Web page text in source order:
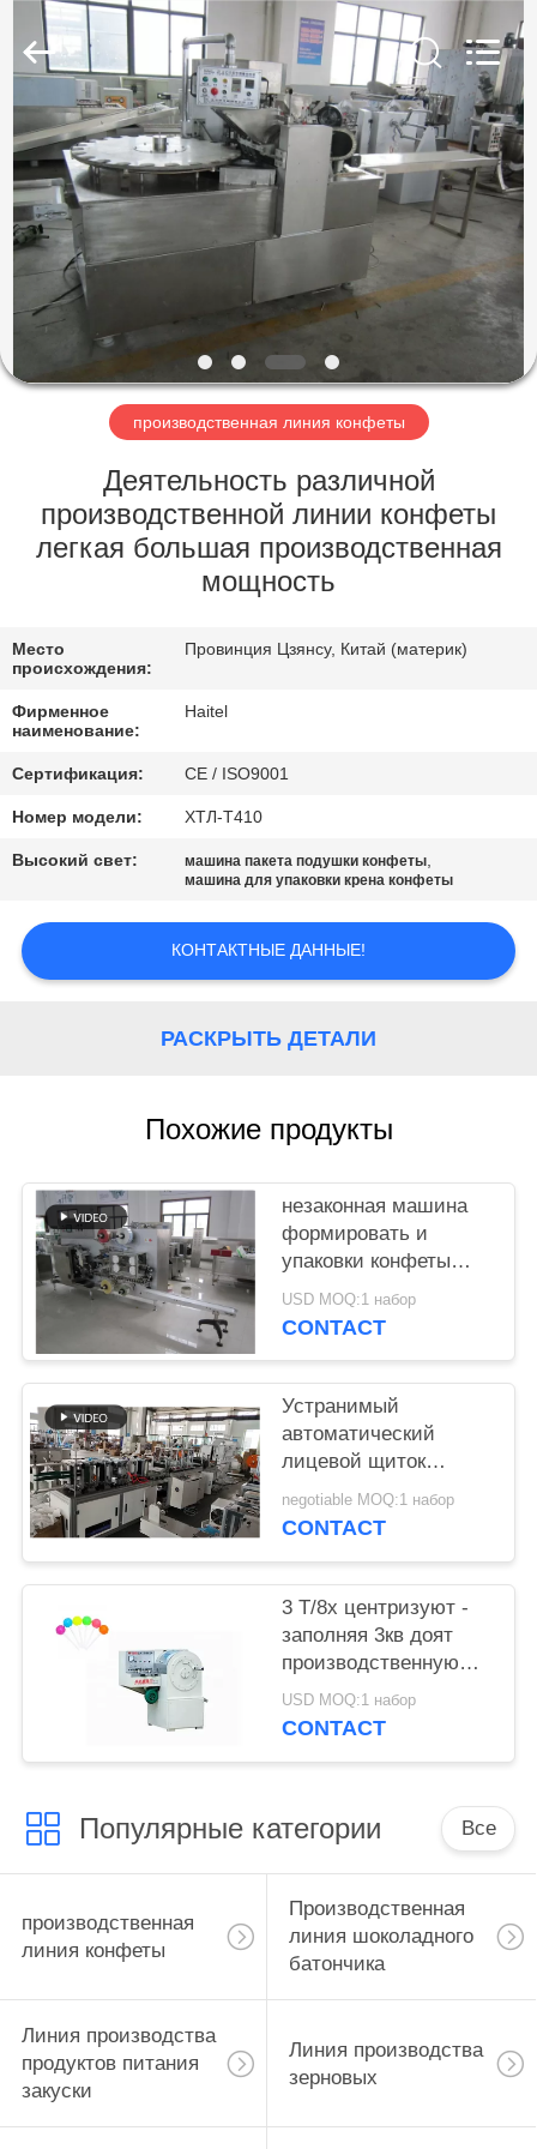
ДОМ
ПРОДУКТЫ
О
НАС
ПУТЕШЕСТВИЕ
ФАБРИКИ
ПРОВЕРКА
КАЧЕСТВА
МЫ
СПРОСИТЕ
ЦИТАТУ
КАРТА
PRIVACY
RichYin
Machinery
производственная линия конфеты
Деятельность различной
производственной линии конфеты
легкая большая производственная
мощность
Место
происхождения:
Провинция Цзянсу, Китай (материк)
Фирменное
наименование:
Haitel
Сертификация: CE / ISO9001
Номер модели: ХТЛ-Т410
Высокий свет: машина пакета подушки конфеты,
машина для упаковки крена конфеты
КОНТАКТНЫЕ ДАННЫЕ!
РАСКРЫТЬ ДЕТАЛИ
Похожие продукты
незаконная машина
формировать и
упаковки конфеты
леденца на палочке
380В
USD MOQ:1 набор
CONTACT
Устранимый
автоматический
лицевой щиток
гермошлема делая
маску машины/Н95
negotiable MOQ:1 набор
CONTACT
3 Т/8х центризуют -
заполняя 3кв доят
производственную
линию конфеты
USD MOQ:1 набор
CONTACT
Популярные категории Все
производственная
линия конфеты
Производственная
линия шоколадного
батончика
Линия производства
продуктов питания
закуски
Линия производства
зерновых